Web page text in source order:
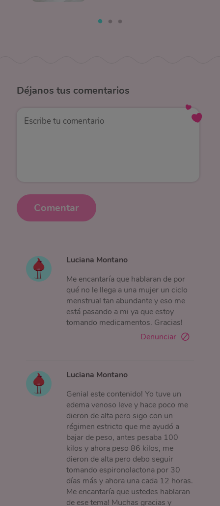
Déjanos tus comentarios
Comentar
Luciana Montano
Me encantaría que hablaran de por
qué no le llega a una mujer un ciclo
menstrual tan abundante y eso me
está pasando a mi ya que estoy
tomando medicamentos. Gracias!
Denunciar
Luciana Montano
Genial este contenido! Yo tuve un
edema venoso leve y hace poco me
dieron de alta pero sigo con un
régimen estricto que me ayudó a
bajar de peso, antes pesaba 100
kilos y ahora peso 86 kilos, me
dieron de alta pero debo seguir
tomando espironolactona por 30
días más y ahora una cada 12 horas.
Me encantaría que ustedes hablaran
de ese tema! Muchas gracias y